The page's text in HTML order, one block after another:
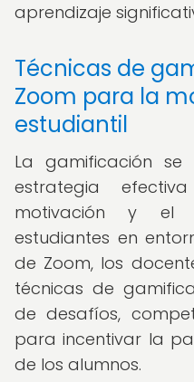
aprendizaje
Técnicas de
Zoom para la
estudiantil
La gamificación
estrategia
motivación y el
estudiantes en
de Zoom, los
técnicas de
de desafíos,
para incentivar la
de los alumnos.